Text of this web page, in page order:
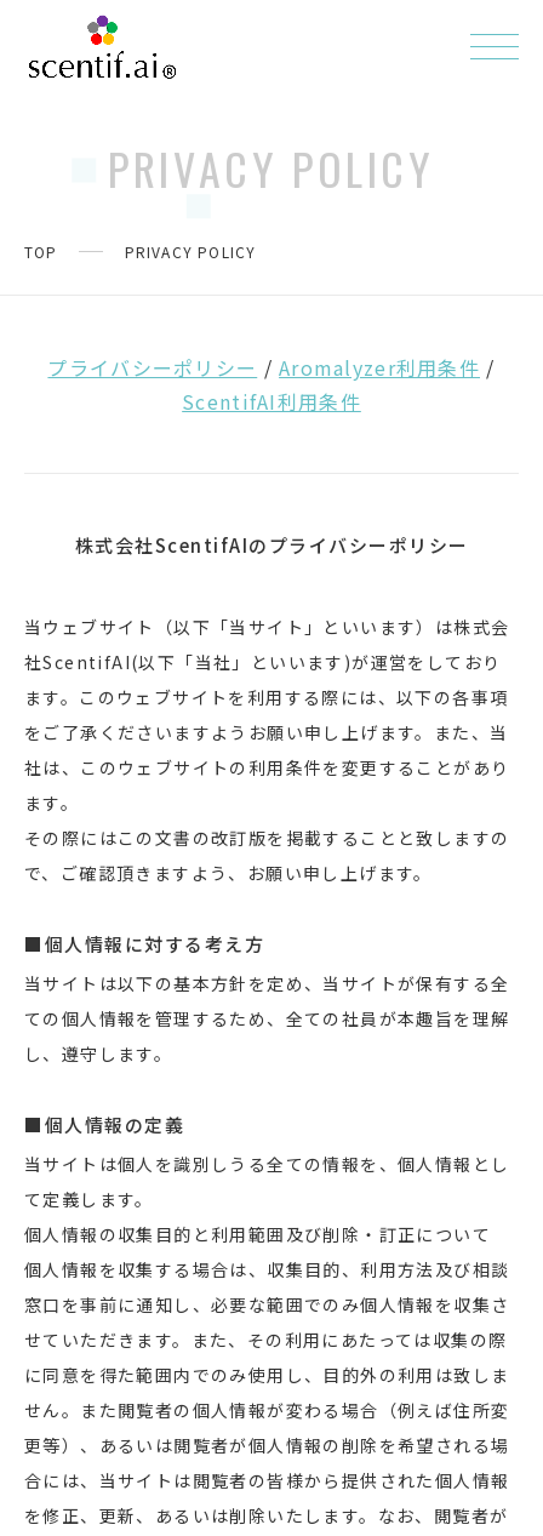
PRIVACY POLICY
TOP PRIVACY POLICY
プライバシーポリシー /Aromalyzer利用条件 /
ScentifAI利用条件
株式会社ScentifAIのプライバシーポリシー
当ウェブサイト（以下「当サイト」といいます）は株式会
社ScentifAI(以下「当社」といいます)が運営をしており
ます。このウェブサイトを利用する際には、以下の各事項
をご了承くださいますようお願い申し上げます。また、当
社は、このウェブサイトの利用条件を変更することがあり
ます。
その際にはこの文書の改訂版を掲載することと致しますの
で、ご確認頂きますよう、お願い申し上げます。
■個人情報に対する考え方
当サイトは以下の基本方針を定め、当サイトが保有する全
ての個人情報を管理するため、全ての社員が本趣旨を理解
し、遵守します。
■個人情報の定義
当サイトは個人を識別しうる全ての情報を、個人情報とし
て定義します。
個人情報の収集目的と利用範囲及び削除・訂正について
個人情報を収集する場合は、収集目的、利用方法及び相談
窓口を事前に通知し、必要な範囲でのみ個人情報を収集さ
せていただきます。また、その利用にあたっては収集の際
に同意を得た範囲内でのみ使用し、目的外の利用は致しま
せん。また閲覧者の個人情報が変わる場合（例えば住所変
更等）、あるいは閲覧者が個人情報の削除を希望される場
合には、当サイトは閲覧者の皆様から提供された個人情報
を修正、更新、あるいは削除いたします。なお、閲覧者が